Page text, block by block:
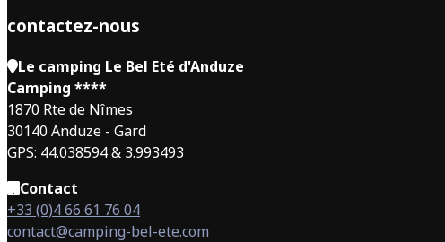
contactez-nous
Le camping Le Bel Eté d'Anduze
Camping ****
1870 Rte de Nîmes
30140 Anduze - Gard
GPS: 44.038594 & 3.993493
Contact
+33 (0)4 66 61 76 04
contact@camping-bel-ete.com